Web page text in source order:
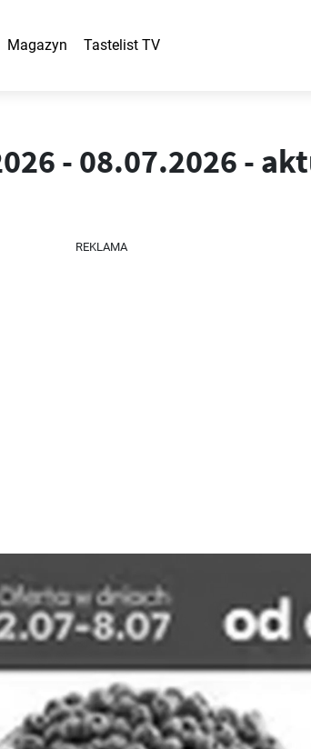
Magazyn Tastelist TV
- 08.07.2026 -
REKLAMA